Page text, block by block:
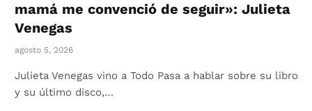
mamá me convenció de seguir»: Julieta
Venegas
agosto 5, 2026
Julieta Venegas vino a Todo Pasa a hablar sobre su libro
y su último disco,…